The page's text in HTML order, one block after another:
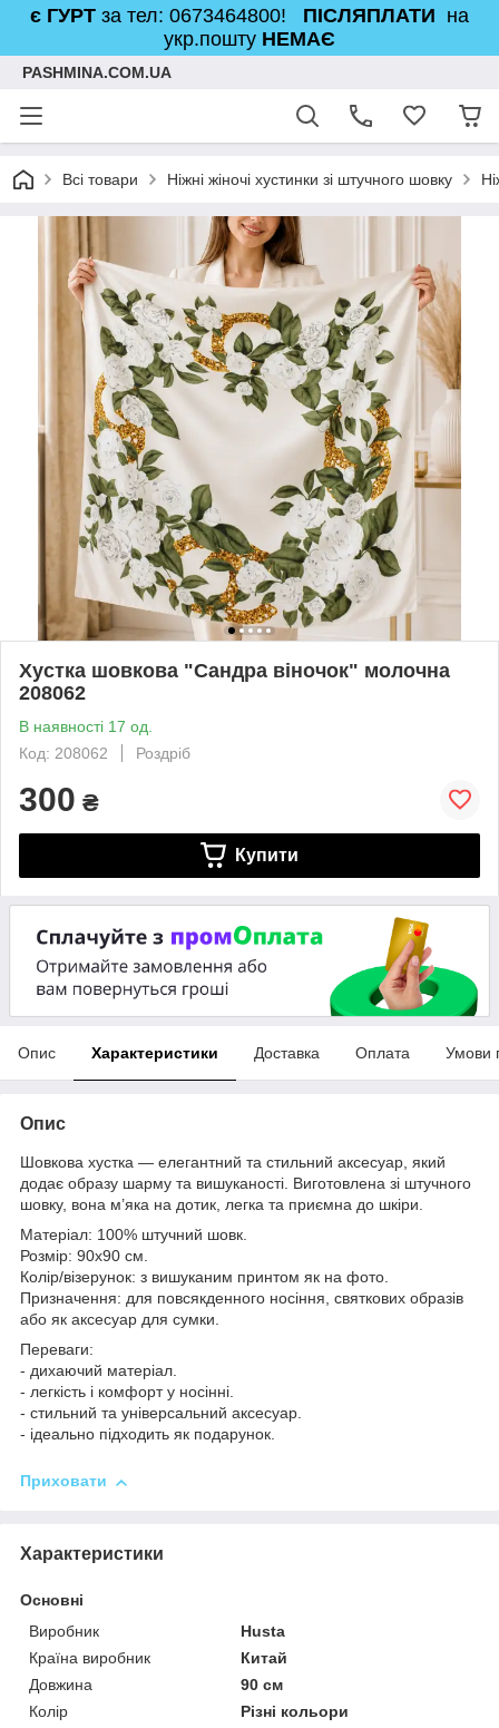
є ГУРТ за тел: 0673464800! ПІСЛЯПЛАТИ на
укр.пошту НЕМАЄ
PASHMINA.COM.UA
Всі товари Ніжні жіночі хустинки зі штучного шовку
Хустка шовкова "Сандра віночок" молочна
208062
В наявності 17 од.
Код: 208062
Роздріб
300 ₴
Купити
Опис Характеристики Доставка Оплата Умови
Опис
Шовкова хустка — елегантний та стильний аксесуар, який
додає образу шарму та вишуканості. Виготовлена зі штучного
шовку, вона м’яка на дотик, легка та приємна до шкіри.
Матеріал: 100% штучний шовк.
Розмір: 90x90 см.
Колір/візерунок: з вишуканим принтом як на фото.
Призначення: для повсякденного носіння, святкових образів
або як аксесуар для сумки.
Переваги:
- дихаючий матеріал.
- легкість і комфорт у носінні.
- стильний та універсальний аксесуар.
- ідеально підходить як подарунок.
Приховати
Характеристики
Основні
Виробник
Husta
Країна виробник
Китай
Довжина
90 см
Колір
Різні кольори